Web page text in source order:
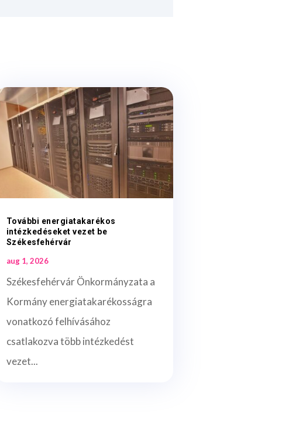
További energiatakarékos
intézkedéseket vezet be
Székesfehérvár
aug 1, 2026
Székesfehérvár Önkormányzata a
Kormány energiatakarékosságra
vonatkozó felhívásához
csatlakozva több intézkedést
vezet...